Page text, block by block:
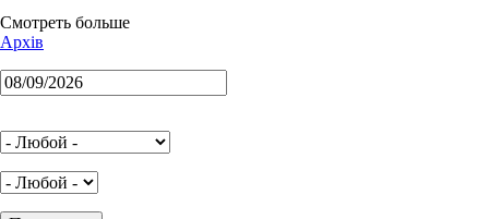
Смотреть больше
Архів